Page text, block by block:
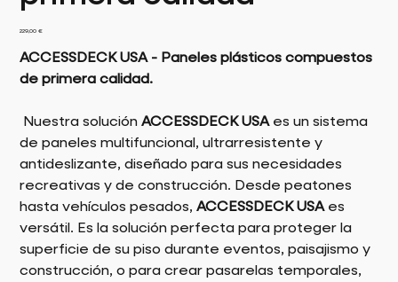
Precio
229,00 €
ACCESSDECK USA - Paneles plásticos compuestos
de primera calidad.
Nuestra soluciónACCESSDECK USAes un sistema
de paneles multifuncional, ultrarresistente y
antideslizante, diseñado para sus necesidades
recreativas y de construcción. Desde peatones
hasta vehículos pesados,ACCESSDECK USAes
versátil. Es la solución perfecta para proteger la
superficie de su piso durante eventos, paisajismo y
construcción, o para crear pasarelas temporales,